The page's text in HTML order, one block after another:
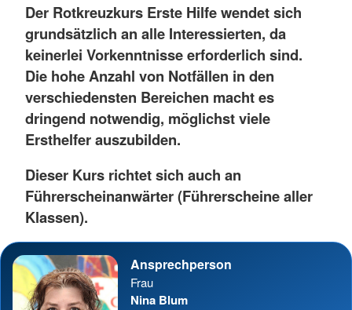
Der Rotkreuzkurs Erste Hilfe wendet sich
grundsätzlich an alle Interessierten, da
keinerlei Vorkenntnisse erforderlich sind.
Die hohe Anzahl von Notfällen in den
verschiedensten Bereichen macht es
dringend notwendig, möglichst viele
Ersthelfer auszubilden.
Dieser Kurs richtet sich auch an
Führerscheinanwärter (Führerscheine aller
Klassen).
Ansprechperson
Frau
Nina Blum